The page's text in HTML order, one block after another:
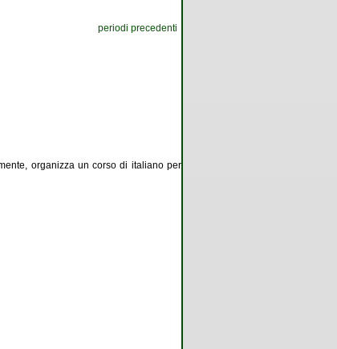
periodi precedenti
organizza un corso di italiano per